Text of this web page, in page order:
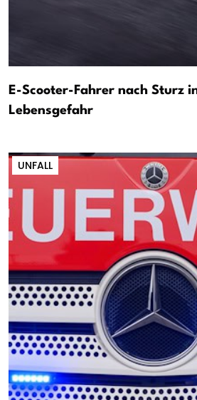
E-Scooter-Fahrer nach Sturz
Lebensgefahr
UNFALL